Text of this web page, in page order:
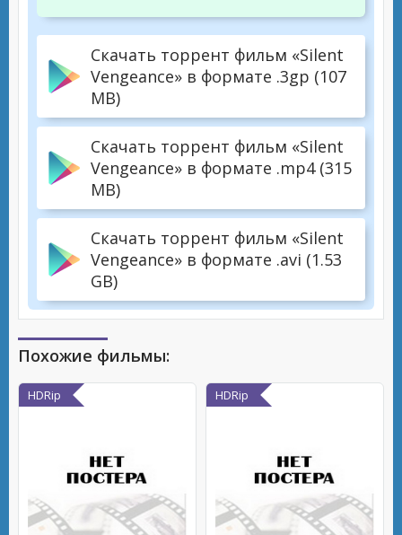
Скачать торрент фильм «Silent
Vengeance» в формате .3gp (107
MB)
Скачать торрент фильм «Silent
Vengeance» в формате .mp4 (315
MB)
Скачать торрент фильм «Silent
Vengeance» в формате .avi (1.53
GB)
Похожие фильмы:
HDRip HDRip